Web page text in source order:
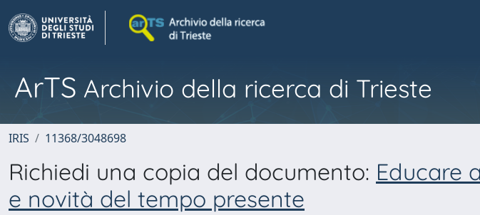
ArTS Archivio della ricerca di Trieste
IRIS 11368/3048698
Richiedi una copia del documento: Educare
e novità del tempo presente